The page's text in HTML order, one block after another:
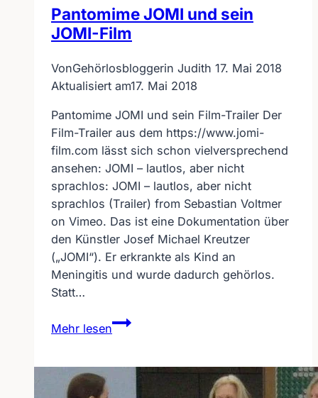
Pantomime JOMI und sein
JOMI-Film
VonGehörlosbloggerin Judith 17. Mai 2018
Aktualisiert am17. Mai 2018
Pantomime JOMI und sein Film-Trailer Der
Film-Trailer aus dem https://www.jomi-
film.com lässt sich schon vielversprechend
ansehen: JOMI – lautlos, aber nicht
sprachlos: JOMI – lautlos, aber nicht
sprachlos (Trailer) from Sebastian Voltmer
on Vimeo. Das ist eine Dokumentation über
den Künstler Josef Michael Kreutzer
(„JOMI“). Er erkrankte als Kind an
Meningitis und wurde dadurch gehörlos.
Statt…
Mehr lesen
Pantomime
JOMI